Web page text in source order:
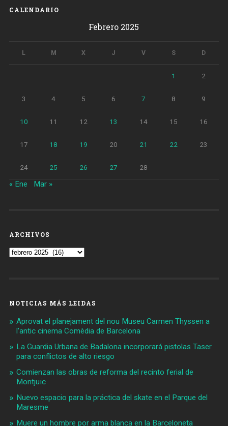
calle»
CALENDARIO
Febrero 2025
L M X J V S D
1 2
3 4 5 6 7 8 9
10 11 12 13 14 15 16
17 18 19 20 21 22 23
24 25 26 27 28
« Ene Mar »
ARCHIVOS
Archivos
NOTICIAS MÁS LEIDAS
Aprovat el planejament del nou Museu Carmen Thyssen a
l'antic cinema Comèdia de Barcelona
La Guardia Urbana de Badalona incorporará pistolas Taser
para conflictos de alto riesgo
Comienzan las obras de reforma del recinto ferial de
Montjuïc
Nuevo espacio para la práctica del skate en el Parque del
Maresme
Muere un hombre por arma blanca en la Barceloneta